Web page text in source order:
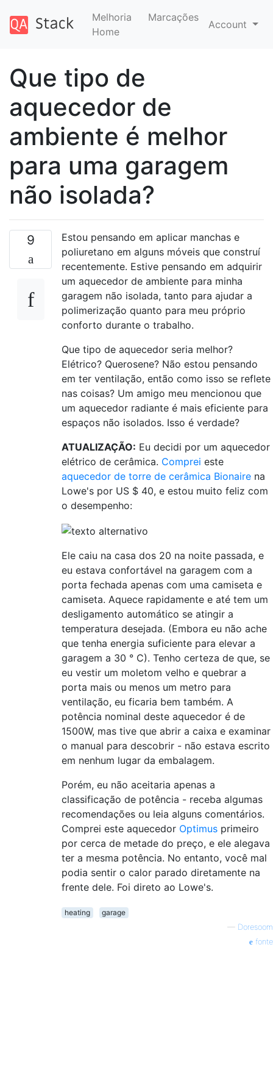
Melhoria
Home
Marcações
Account
Que tipo de
aquecedor de
ambiente é melhor
para uma garagem
não isolada?
9
Estou pensando em aplicar manchas e
poliuretano em alguns móveis que construí
recentemente. Estive pensando em adquirir
um aquecedor de ambiente para minha
garagem não isolada, tanto para ajudar a
polimerização quanto para meu próprio
conforto durante o trabalho.
Que tipo de aquecedor seria melhor?
Elétrico? Querosene? Não estou pensando
em ter ventilação, então como isso se reflete
nas coisas? Um amigo meu mencionou que
um aquecedor radiante é mais eficiente para
espaços não isolados. Isso é verdade?
ATUALIZAÇÃO: Eu decidi por um aquecedor
elétrico de cerâmica. Comprei este
aquecedor de torre de cerâmica Bionaire na
Lowe's por US $ 40, e estou muito feliz com
o desempenho:
Ele caiu na casa dos 20 na noite passada, e
eu estava confortável na garagem com a
porta fechada apenas com uma camiseta e
camiseta. Aquece rapidamente e até tem um
desligamento automático se atingir a
temperatura desejada. (Embora eu não ache
que tenha energia suficiente para elevar a
garagem a 30 ° C). Tenho certeza de que, se
eu vestir um moletom velho e quebrar a
porta mais ou menos um metro para
ventilação, eu ficaria bem também. A
potência nominal deste aquecedor é de
1500W, mas tive que abrir a caixa e examinar
o manual para descobrir - não estava escrito
em nenhum lugar da embalagem.
Porém, eu não aceitaria apenas a
classificação de potência - receba algumas
recomendações ou leia alguns comentários.
Comprei este aquecedor Optimus primeiro
por cerca de metade do preço, e ele alegava
ter a mesma potência. No entanto, você mal
podia sentir o calor parado diretamente na
frente dele. Foi direto ao Lowe's.
heating
garage
— Doresoom
fonte